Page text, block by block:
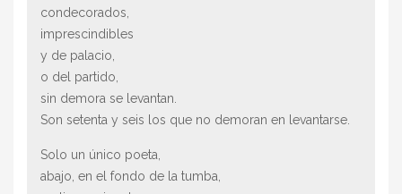
condecorados,
imprescindibles
y de palacio,
o del partido,
sin demora se levantan.
Son setenta y seis los que no demoran en levantarse.
Solo un único poeta,
abajo, en el fondo de la tumba,